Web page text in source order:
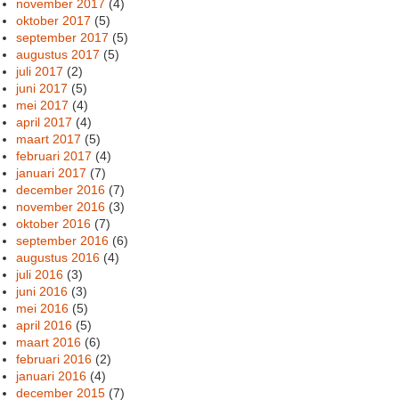
november 2017 (4)
oktober 2017 (5)
september 2017 (5)
augustus 2017 (5)
juli 2017 (2)
juni 2017 (5)
mei 2017 (4)
april 2017 (4)
maart 2017 (5)
februari 2017 (4)
januari 2017 (7)
december 2016 (7)
november 2016 (3)
oktober 2016 (7)
september 2016 (6)
augustus 2016 (4)
juli 2016 (3)
juni 2016 (3)
mei 2016 (5)
april 2016 (5)
maart 2016 (6)
februari 2016 (2)
januari 2016 (4)
december 2015 (7)